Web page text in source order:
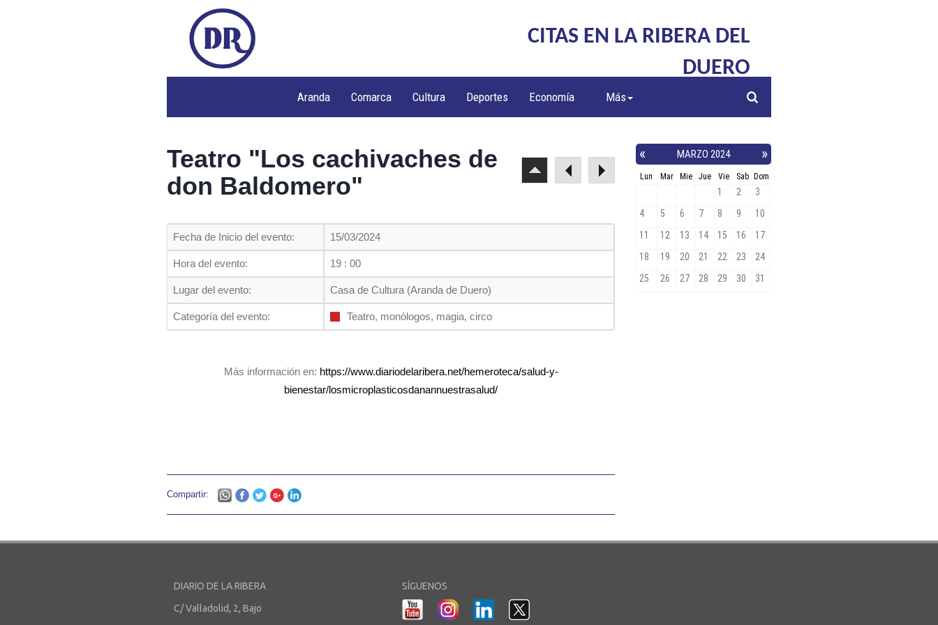
CITAS EN LA RIBERA DEL
DUERO
Aranda Comarca Cultura Deportes Economía Más
Teatro "Los cachivaches de
don Baldomero"
Fecha de Inicio del evento: 15/03/2024
Hora del evento: 19 : 00
Lugar del evento: Casa de Cultura (Aranda de Duero)
Categoría del evento: Teatro, monólogos, magia, circo
Más información en: https://www.diariodelaribera.net/hemeroteca/salud-y-
bienestar/losmicroplasticosdanannuestrasalud/
Compartir:
DIARIO DE LA RIBERA
C/ Valladolid, 2, Bajo
SÍGUENOS